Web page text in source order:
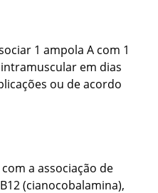
1 ampola A com 1
em dias
ou de acordo
a associação de
(cianocobalamina),